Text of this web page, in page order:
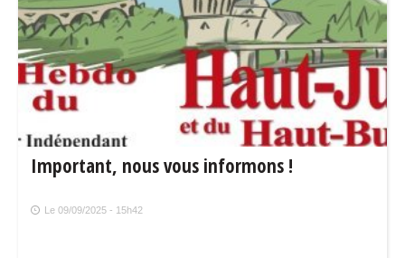
Important, nous vous informons !
Le 09/09/2025 - 15h42